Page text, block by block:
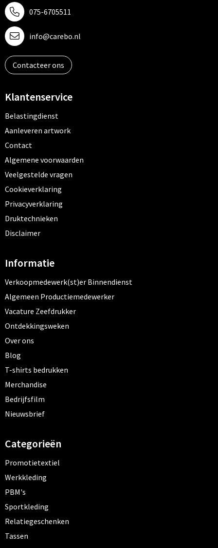
075-6705511
info@carebo.nl
Contacteer ons
Klantenservice
Belastingdienst
Aanleveren artwork
Contact
Algemene voorwaarden
Veelgestelde vragen
Cookieverklaring
Privacyverklaring
Druktechnieken
Disclaimer
Informatie
Verkoopmedewerk(st)er Binnendienst
Algemeen Productiemedewerker
Vacature Zeefdrukker
Ontdekkingsweken
Over ons
Blog
T-shirts bedrukken
Merchandise
Bedrijfsfilm
Nieuwsbrief
Categorieën
Promotietextiel
Werkkleding
PBM's
Sportkleding
Relatiegeschenken
Tassen